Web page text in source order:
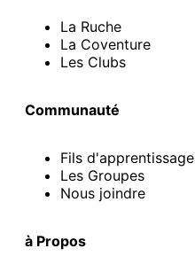
La Ruche
La Coventure
Les Clubs
Communauté
Fils d'apprentissage
Les Groupes
Nous joindre
à Propos